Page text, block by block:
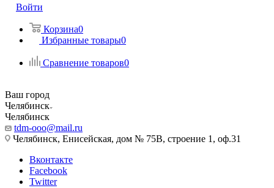
Войти
Корзина0
Избранные товары0
Сравнение товаров0
Ваш город
Челябинск
Челябинск
tdm-ooo@mail.ru
Челябинск, Енисейская, дом № 75В, строение 1, оф.31
Вконтакте
Facebook
Twitter